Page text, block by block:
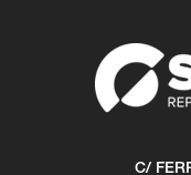
C/